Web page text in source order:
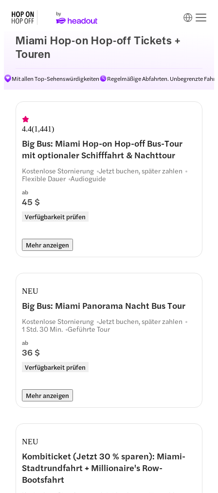
Miami Hop-on Hop-off Tickets +
Touren
Mit allen Top-Sehenswürdigkeiten Regelmäßige Abfahrten. Unbegrenzte
4.4(1,441)
Big Bus: Miami Hop-on Hop-off Bus-Tour
mit optionaler Schifffahrt & Nachttour
ab
45 $
Verfügbarkeit prüfen
Kostenlose Stornierung Jetzt buchen, später zahlen
Flexible Dauer Audioguide
Mehr anzeigen
NEU
Big Bus: Miami Panorama Nacht Bus Tour
ab
36 $
Verfügbarkeit prüfen
Kostenlose Stornierung Jetzt buchen, später zahlen
1 Std. 30 Min. Geführte Tour
Mehr anzeigen
NEU
Kombiticket (Jetzt 30 % sparen): Miami-
Stadtrundfahrt + Millionaire's Row-
Bootsfahrt